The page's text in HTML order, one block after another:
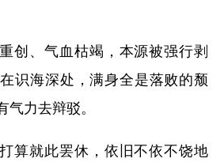
创、气血枯竭，本源被强行剥
识海深处，满身全是落败的颓
气力去辩驳。
算就此罢休，依旧不依不饶地